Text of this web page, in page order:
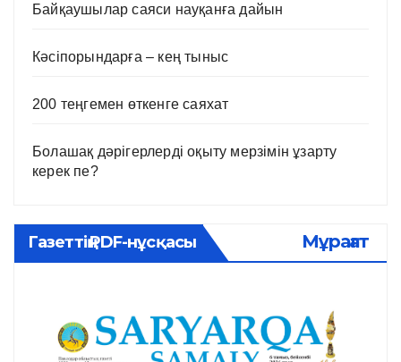
Байқаушылар саяси науқанға дайын
Кәсіпорындарға – кең тыныс
200 теңгемен өткенге саяхат
Болашақ дәрігерлерді оқыту мерзімін ұзарту
керек пе?
Газеттің PDF-нұсқасы Мұрағат